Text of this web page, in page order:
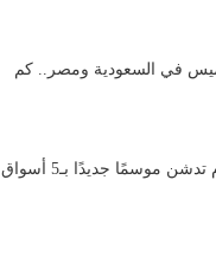
في السعودية ومصر.. كم
المدينة العالمية بالدمام تدشن موسمًا جديدًا بـ5 أسواق